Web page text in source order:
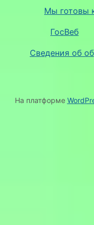
Мы готовы
ГосВеб
Сведения об
На платформе